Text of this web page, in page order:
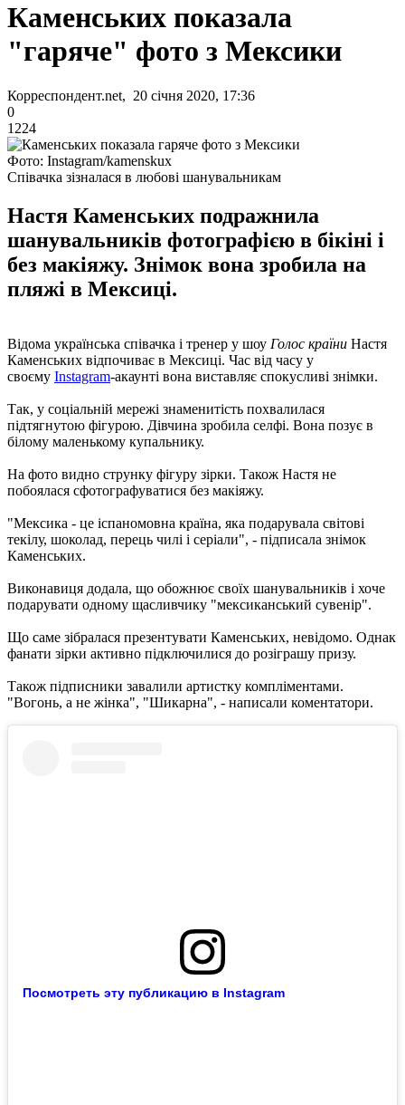
Каменських показала
"гаряче" фото з Мексики
Корреспондент.net, 20 січня 2020, 17:36
0
1224
Фото: Instagram/kamenskux
Співачка зізналася в любові шанувальникам
Настя Каменських подражнила
шанувальників фотографією в бікіні і
без макіяжу. Знімок вона зробила на
пляжі в Мексиці.
Відома українська співачка і тренер у шоу Голос країни Настя
Каменських відпочиває в Мексиці. Час від часу у
своєму Instagram-акаунті вона виставляє спокусливі знімки.
Так, у соціальній мережі знаменитість похвалилася
підтягнутою фігурою. Дівчина зробила селфі. Вона позує в
білому маленькому купальнику.
На фото видно струнку фігуру зірки. Також Настя не
побоялася сфотографуватися без макіяжу.
"Мексика - це іспаномовна країна, яка подарувала світові
текілу, шоколад, перець чилі і серіали", - підписала знімок
Каменських.
Виконавиця додала, що обожнює своїх шанувальників і хоче
подарувати одному щасливчику "мексиканський сувенір".
Що саме зібралася презентувати Каменських, невідомо. Однак
фанати зірки активно підключилися до розіграшу призу.
Також підписники завалили артистку компліментами.
"Вогонь, а не жінка", "Шикарна", - написали коментатори.
Посмотреть эту публикацию в Instagram